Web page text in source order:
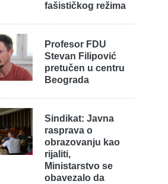
fašističkog režima
Profesor FDU
Stevan Filipović
pretučen u centru
Beograda
Sindikat: Javna
rasprava o
obrazovanju kao
rijaliti,
Ministarstvo se
obavezalo da